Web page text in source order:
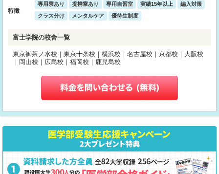
特徴
専用寮あり 提携寮あり 専用自習室 実績15年以上
編入対策
クラス分け
メンタルケア 優待生制度
富士学院の校舎一覧
東京御茶ノ水校｜東京十条校｜横浜校｜名古屋校｜京都校｜大阪校
｜岡山校｜広島校｜福岡校｜鹿児島校